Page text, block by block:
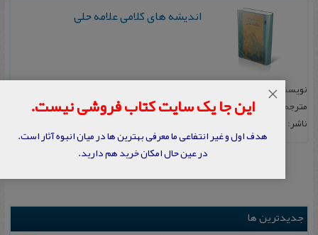
اندیشه های کلامی علامه حلی
نویسنده: زابینه اشمیتکه
مترجم: احمد نمایی
ناشر: بنیاد پژوهشهای اسلامی آستان قدس رضوی
جدیدترین ها
این جا یک سایت کتاب فروشی نیست.
هدف اول و غیر انتفاعی ما معرفی بهترین ها در میان انبوه آثار است.
در عین حال امکان خرید هم دارید.
×